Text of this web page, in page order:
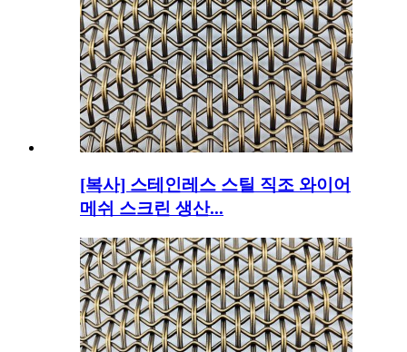
[복사] 스테인레스 스틸 직조 와이어
메쉬 스크린 생산...